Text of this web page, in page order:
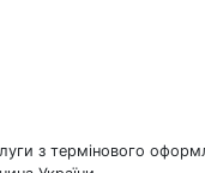
з термінового